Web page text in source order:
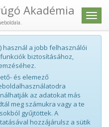
Menü
Akadémia
használ a jobb felhasználói
biztosításához,
és elemező
az adatokat más
meg számukra vagy a te
gyűjtöttek. A
hozzájárulsz a sütik